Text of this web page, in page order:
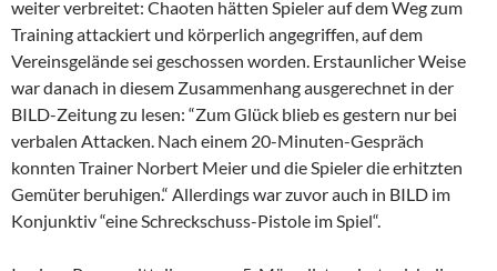
weiter verbreitet: Chaoten hätten Spieler auf dem Weg zum
Training attackiert und körperlich angegriffen, auf dem
Vereinsgelände sei geschossen worden. Erstaunlicher Weise
war danach in diesem Zusammenhang ausgerechnet in der
BILD-Zeitung zu lesen: “Zum Glück blieb es gestern nur bei
verbalen Attacken. Nach einem 20-Minuten-Gespräch
konnten Trainer Norbert Meier und die Spieler die erhitzten
Gemüter beruhigen.“ Allerdings war zuvor auch in BILD im
Konjunktiv “eine Schreckschuss-Pistole im Spiel“.